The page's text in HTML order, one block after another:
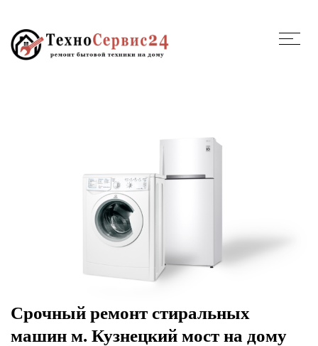
Срочный ремонт стиральных
машин м. Кузнецкий мост на дому